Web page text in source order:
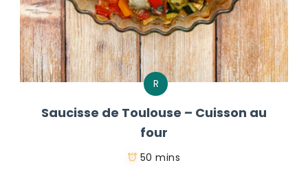
R
Saucisse de Toulouse – Cuisson au
four
50 mins